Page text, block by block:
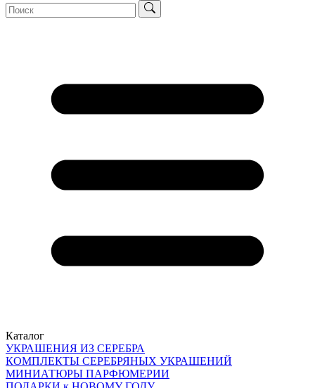
Каталог
УКРАШЕНИЯ ИЗ СЕРЕБРА
КОМПЛЕКТЫ СЕРЕБРЯНЫХ УКРАШЕНИЙ
МИНИАТЮРЫ ПАРФЮМЕРИИ